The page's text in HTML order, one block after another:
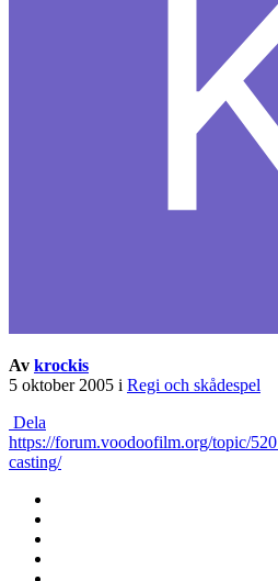
Av krockis
5 oktober 2005 i Regi och skådespel
Dela
https://forum.voodoofilm.org/topic/
casting/